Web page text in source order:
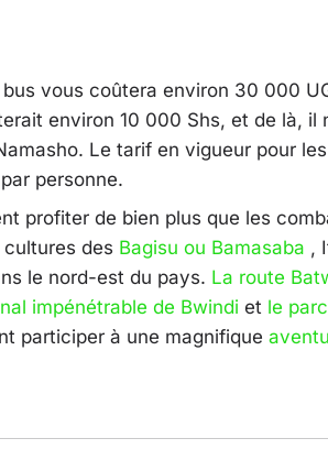
vous coûtera environ 30 000
environ 10 000 Shs, et de là, il
Le tarif en vigueur pour
personne.
profiter de bien plus que les
des Bagisu ou Bamasaba ,
le nord-est du pays. La route
impénétrable de Bwindi et le
participer à une magnifique